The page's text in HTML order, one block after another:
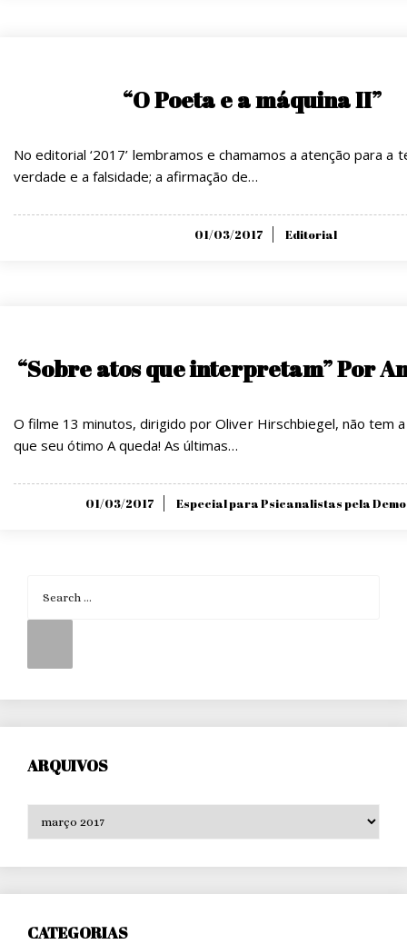
“O Poeta e a máquina II”
No editorial ‘2017’ lembramos e chamamos a atenção para a
verdade e a falsidade; a afirmação de…
Posted
01/03/2017 Editorial
“Sobre atos que interpretam” Por
O filme 13 minutos, dirigido por Oliver Hirschbiegel, não tem
que seu ótimo A queda! As últimas…
Posted
01/03/2017 Especial para Psicanalistas pela
ARQUIVOS
CATEGORIAS